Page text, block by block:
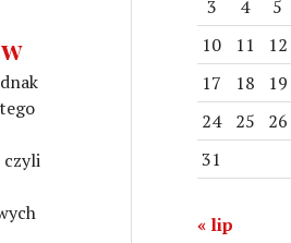
czyli
3
4 5
10
11 12
17
18 19
24
25 26
31
« lip